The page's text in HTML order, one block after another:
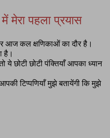
मेरा पहला प्रयास
आज कल क्षणिकाओं का दौर है।
है।
छोटी छोटी पंक्तियाँ आपका ध्यान
टिप्पणियाँ मुझे बतायेंगी कि मुझे